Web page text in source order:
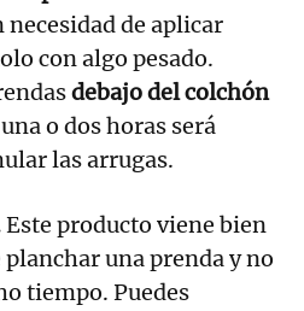
de aplicar
con algo pesado.
debajo del colchón
o dos horas será
las arrugas.
Este producto viene bien
una prenda y no
tiempo. Puedes